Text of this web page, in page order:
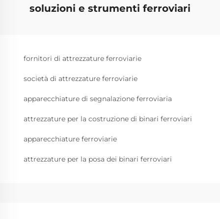
soluzioni e strumenti ferroviari
fornitori di attrezzature ferroviarie
società di attrezzature ferroviarie
apparecchiature di segnalazione ferroviaria
attrezzature per la costruzione di binari ferroviari
apparecchiature ferroviarie
attrezzature per la posa dei binari ferroviari